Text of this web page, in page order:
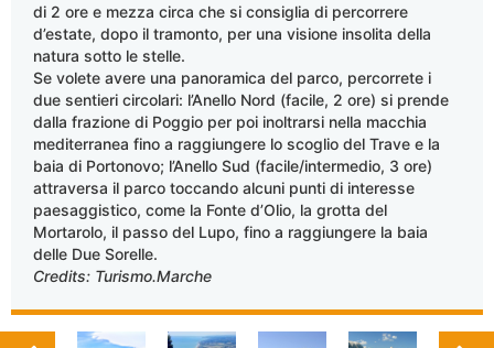
di 2 ore e mezza circa che si consiglia di percorrere
d’estate, dopo il tramonto, per una visione insolita della
natura sotto le stelle.
Se volete avere una panoramica del parco, percorrete i
due sentieri circolari: l’Anello Nord (facile, 2 ore) si prende
dalla frazione di Poggio per poi inoltrarsi nella macchia
mediterranea fino a raggiungere lo scoglio del Trave e la
baia di Portonovo; l’Anello Sud (facile/intermedio, 3 ore)
attraversa il parco toccando alcuni punti di interesse
paesaggistico, come la Fonte d’Olio, la grotta del
Mortarolo, il passo del Lupo, fino a raggiungere la baia
delle Due Sorelle.
Credits: Turismo.Marche